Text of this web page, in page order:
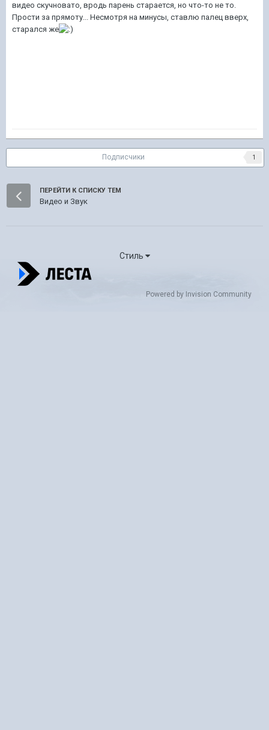
видео скучновато, вродь парень старается, но что-то не то.
Прости за прямоту... Несмотря на минусы, ставлю палец вверх,
старался же
Подписчики 1
ПЕРЕЙТИ К СПИСКУ ТЕМ
Видео и Звук
Стиль
Powered by Invision Community